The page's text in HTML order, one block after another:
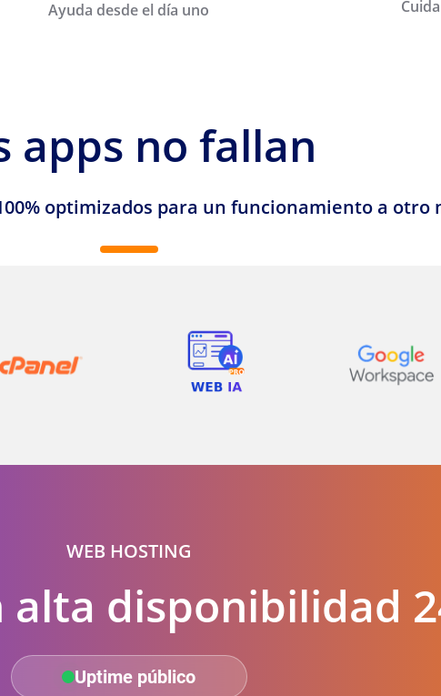
Ayuda desde el día uno
apps no fallan
optimizados para un funcionamiento a otro
WEB HOSTING
alta disponibilidad
Uptime público